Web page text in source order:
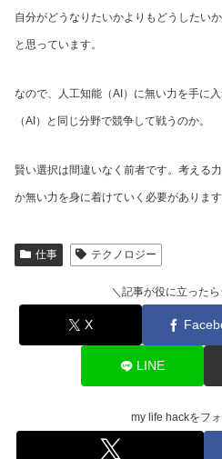
自分がどうなりたいかよりもどうしたい
と思っています。
なので、人工知能（AI）に無い力を手に
（AI）と同じ分野で競争して戦うのか。
賢い選択は間違いなく前者です。考える
か無い力を身に着けていく必要があります
仕事 テクノロジー
＼記事が役に立った
X
LINE
my life hackをフ